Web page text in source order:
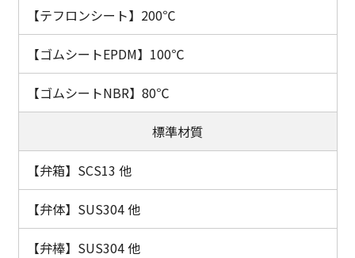
200℃
100℃
80℃
標準材質
SCS13 他
SUS304 他
SUS304 他